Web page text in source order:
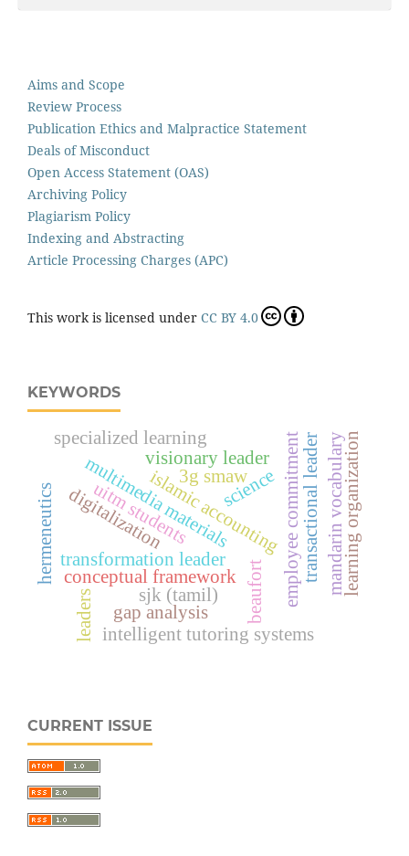
Aims and Scope
Review Process
Publication Ethics and Malpractice Statement
Deals of Misconduct
Open Access Statement (OAS)
Archiving Policy
Plagiarism Policy
Indexing and Abstracting
Article Processing Charges (APC)
This work is licensed under CC BY 4.0
KEYWORDS
islamic accountingemployee commitment
beaufort
transformation leader transactional leader
visionary leader mandarin vocabularylearning organization
multimedia materials
uitm students
conceptual framework
digitalization
sjk (tamil)
gap analysis
hermeneutics science
specialized learning
intelligent tutoring systems
3g smaw
leaders
CURRENT ISSUE